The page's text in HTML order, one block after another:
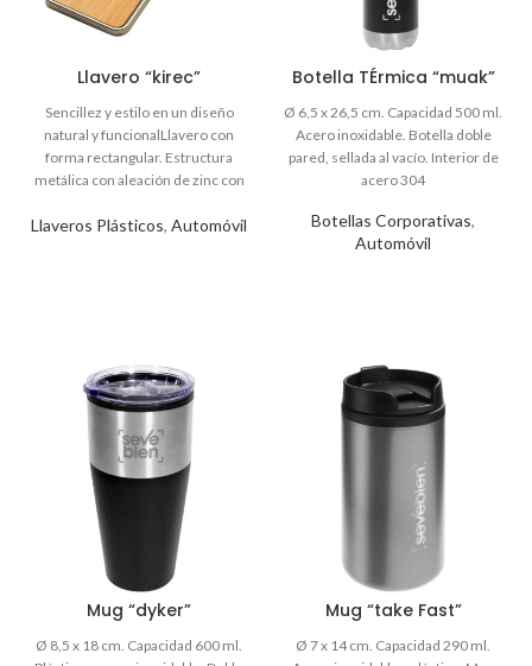
Llavero “kirec”
Llaveros Plásticos, Automóvil
Botella TÉrmica “muak”
Botellas Corporativas,
Automóvil
Mug “dyker” Mug “take Fast”